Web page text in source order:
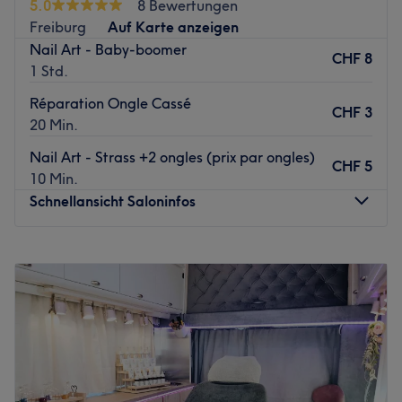
5.0
8 Bewertungen
Freiburg
Auf Karte anzeigen
Nail Art - Baby-boomer
1 Std.
CHF 8
Réparation Ongle Cassé
20 Min.
CHF 3
Nail Art - Strass +2 ongles (prix par ongles)
10 Min.
CHF 5
Schnellansicht Saloninfos
Dienstag
08:00 –19:00
Mittwoch
Geschlossen
Donnerstag
08:00
19:00
Geschlossen